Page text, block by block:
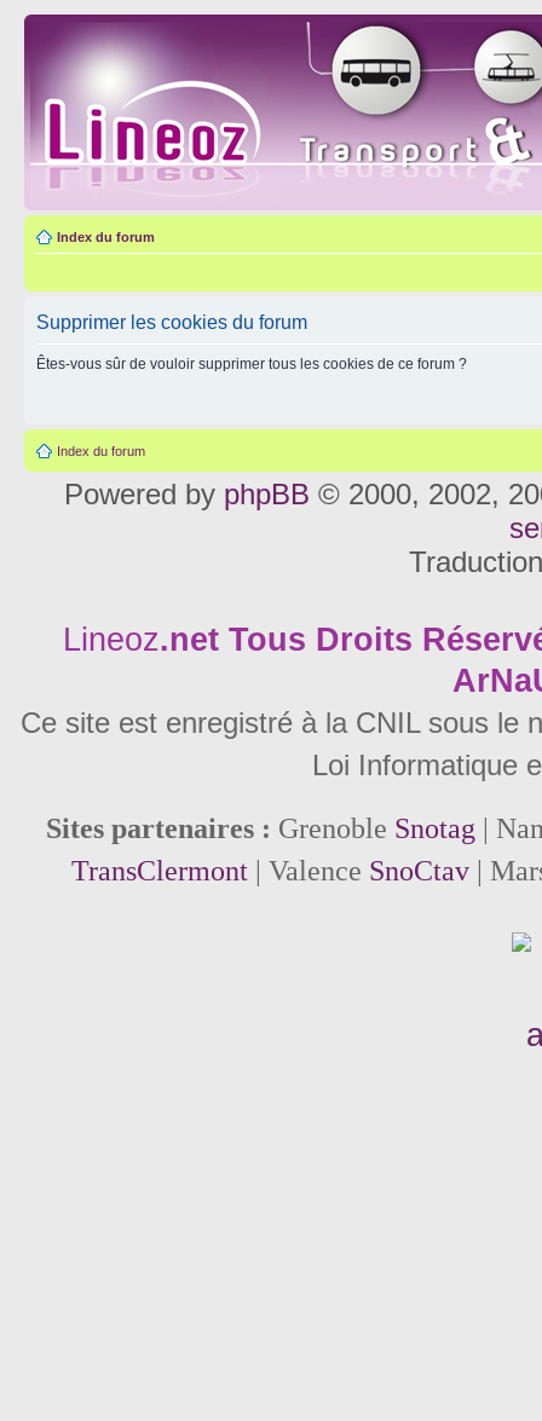
Index du forum
Supprimer les cookies du forum
Êtes-vous sûr de vouloir supprimer tous les cookies de ce forum ?
Index du forum
Powered by phpBB © 2000, 2002,
Lineoz.net Tous Droits
Ce site est enregistré à la CNIL sous le
Loi Informatique
Sites partenaires : Grenoble Snotag |
TransClermont| Valence SnoCtav|